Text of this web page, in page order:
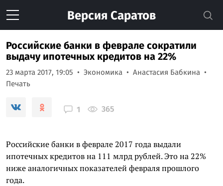
Версия Саратов
Российские банки в феврале сократили
выдачу ипотечных кредитов на 22%
23 марта 2017, 19:05 Экономика
Анастасия Бабкина
Печать
1 365
Российские банки в феврале 2017 года выдали
ипотечных кредитов на 111 млрд рублей. Это на 22%
ниже аналогичных показателей февраля прошлого
года.